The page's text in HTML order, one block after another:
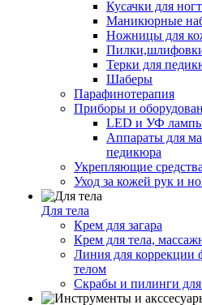
Кусачки для
Маникюрные
Ножницы для
Терки для
Шаберы
Парафинотерапия
Приборы и
LED и УФ
Аппараты для
педикюра
Укрепляющие
Уход за кожей рук и
Для тела
Крем для загара
Крем для тела,
Линия для коррекции
телом
Скрабы и пилинги для